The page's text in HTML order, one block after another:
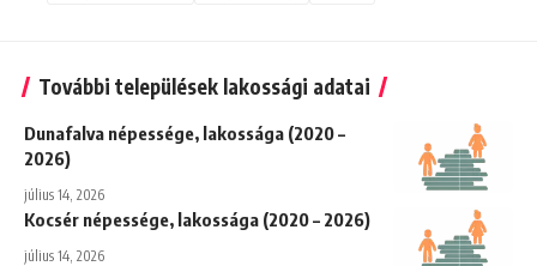
További települések lakossági adatai
Dunafalva népessége, lakossága (2020 –
2026)
július 14, 2026
Kocsér népessége, lakossága (2020 – 2026)
július 14, 2026